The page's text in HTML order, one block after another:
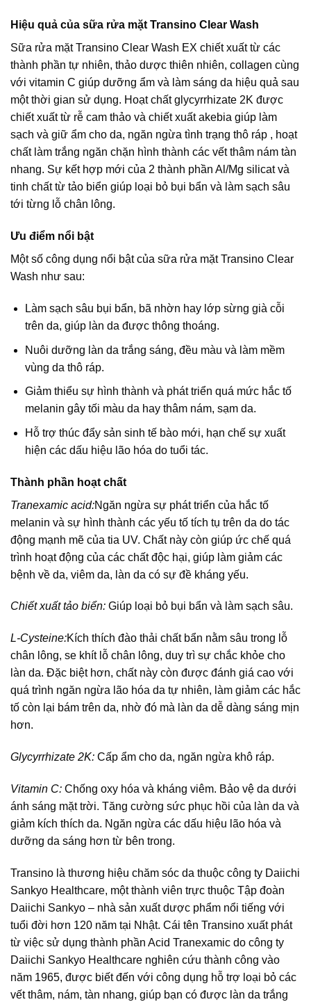
Hiệu quả của sữa rửa mặt Transino Clear Wash
Sữa rửa mặt Transino Clear Wash EX chiết xuất từ các
thành phần tự nhiên, thảo dược thiên nhiên, collagen cùng
với vitamin C giúp dưỡng ẩm và làm sáng da hiệu quả sau
một thời gian sử dụng. Hoạt chất glycyrrhizate 2K được
chiết xuất từ rễ cam thảo và chiết xuất akebia giúp làm
sạch và giữ ẩm cho da, ngăn ngừa tình trạng thô ráp , hoạt
chất làm trắng ngăn chặn hình thành các vết thâm nám tàn
nhang. Sự kết hợp mới của 2 thành phần Al/Mg silicat và
tinh chất từ tảo biển giúp loại bỏ bụi bẩn và làm sạch sâu
tới từng lỗ chân lông.
Ưu điểm nổi bật
Một số công dụng nổi bật của sữa rửa mặt Transino Clear
Wash như sau:
Làm sạch sâu bụi bẩn, bã nhờn hay lớp sừng già cỗi
trên da, giúp làn da được thông thoáng.
Nuôi dưỡng làn da trắng sáng, đều màu và làm mềm
vùng da thô ráp.
Giảm thiểu sự hình thành và phát triển quá mức hắc tố
melanin gây tối màu da hay thâm nám, sạm da.
Hỗ trợ thúc đẩy sản sinh tế bào mới, hạn chế sự xuất
hiện các dấu hiệu lão hóa do tuổi tác.
Thành phần hoạt chất
Tranexamic acid:Ngăn ngừa sự phát triển của hắc tố
melanin và sự hình thành các yếu tố tích tụ trên da do tác
động mạnh mẽ của tia UV. Chất này còn giúp ức chế quá
trình hoạt động của các chất độc hại, giúp làm giảm các
bệnh về da, viêm da, làn da có sự đề kháng yếu.
Chiết xuất tảo biển: Giúp loại bỏ bụi bẩn và làm sạch sâu.
L-Cysteine:Kích thích đào thải chất bẩn nằm sâu trong lỗ
chân lông, se khít lỗ chân lông, duy trì sự chắc khỏe cho
làn da. Đặc biệt hơn, chất này còn được đánh giá cao với
quá trình ngăn ngừa lão hóa da tự nhiên, làm giảm các hắc
tố còn lại bám trên da, nhờ đó mà làn da dễ dàng sáng mịn
hơn.
Glycyrrhizate 2K: Cấp ẩm cho da, ngăn ngừa khô ráp.
Vitamin C: Chống oxy hóa và kháng viêm. Bảo vệ da dưới
ánh sáng mặt trời. Tăng cường sức phục hồi của làn da và
giảm kích thích da. Ngăn ngừa các dấu hiệu lão hóa và
dưỡng da sáng hơn từ bên trong.
Transino là thương hiệu chăm sóc da thuộc công ty Daiichi
Sankyo Healthcare, một thành viên trực thuộc Tập đoàn
Daiichi Sankyo – nhà sản xuất dược phẩm nổi tiếng với
tuổi đời hơn 120 năm tại Nhật. Cái tên Transino xuất phát
từ việc sử dụng thành phần Acid Tranexamic do công ty
Daiichi Sankyo Healthcare nghiên cứu thành công vào
năm 1965, được biết đến với công dụng hỗ trợ loại bỏ các
vết thâm, nám, tàn nhang, giúp bạn có được làn da trắng